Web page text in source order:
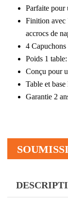
Parfaite pour
Finition avec
accrocs de
4
Poids 1
Conçu pour
Table et
Garantie 2